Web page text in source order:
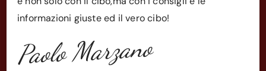
informazioni giuste ed il vero cibo!
Paolo Marzano